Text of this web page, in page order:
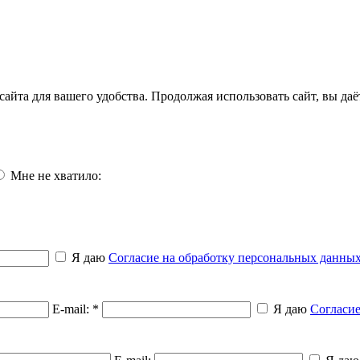
для вашего удобства. Продолжая использовать сайт, вы
Мне не хватило:
Я даю Согласие на обработку персональных
E-mail: * Я даю